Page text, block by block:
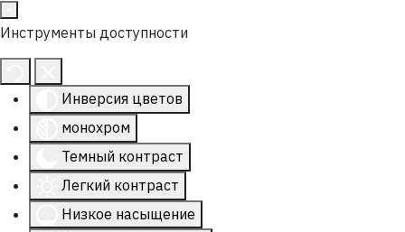
Инструменты доступности
Инверсия цветов
монохром
Темный контраст
Легкий контраст
Низкое насыщение